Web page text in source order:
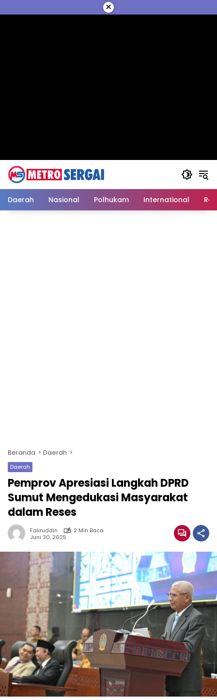
ke
×
Daerah Nasional Polhukam International
Beranda Daerah
Daerah
Pemprov Apresiasi Langkah DPRD
Sumut Mengedukasi Masyarakat
dalam Reses
Faliruddin
2 Min Baca
Juni 30, 2025